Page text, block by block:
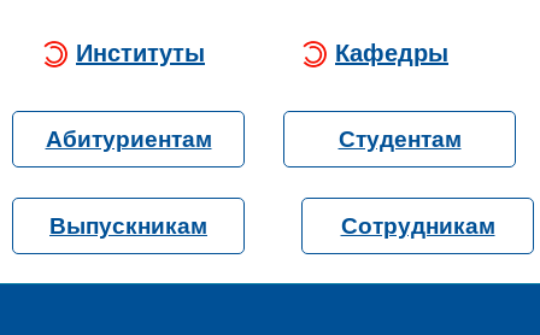
Институты Кафедры
Абитуриентам Студентам
Выпускникам Сотрудникам